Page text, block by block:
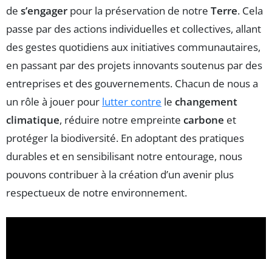
de s’engager pour la préservation de notre Terre. Cela
passe par des actions individuelles et collectives, allant
des gestes quotidiens aux initiatives communautaires,
en passant par des projets innovants soutenus par des
entreprises et des gouvernements. Chacun de nous a
un rôle à jouer pour lutter contre le changement
climatique, réduire notre empreinte carbone et
protéger la biodiversité. En adoptant des pratiques
durables et en sensibilisant notre entourage, nous
pouvons contribuer à la création d’un avenir plus
respectueux de notre environnement.